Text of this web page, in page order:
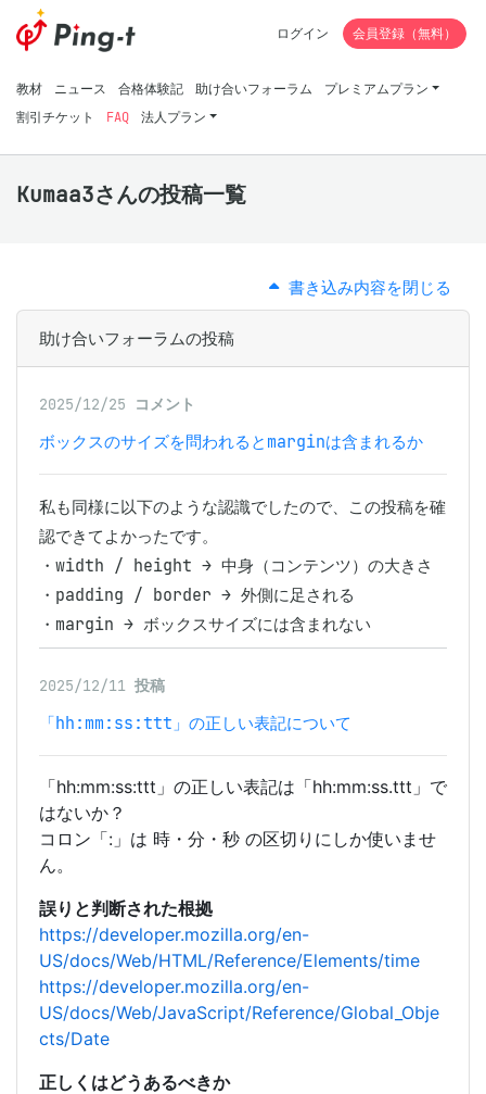
教材 ニュース 合格体験記 助け合いフォーラム
プレミアムプラン
割引チケット
FAQ 法人プラン
ログイン 会員登録（無料）
Kumaa3さんの投稿一覧
書き込み内容を閉じる
助け合いフォーラムの投稿
2025/12/25 コメント
ボックスのサイズを問われるとmarginは含まれるか
私も同様に以下のような認識でしたので、この投稿を確
認できてよかったです。
・width / height → 中身（コンテンツ）の大きさ
・padding / border → 外側に足される
・margin → ボックスサイズには含まれない
2025/12/11 投稿
「hh:mm:ss:ttt」の正しい表記について
「hh:mm:ss:ttt」の正しい表記は「hh:mm:ss.ttt」で
はないか？
コロン「:」は 時・分・秒 の区切りにしか使いませ
ん。
誤りと判断された根拠
https://developer.mozilla.org/en-
US/docs/Web/HTML/Reference/Elements/time
https://developer.mozilla.org/en-
US/docs/Web/JavaScript/Reference/Global_Obje
cts/Date
正しくはどうあるべきか